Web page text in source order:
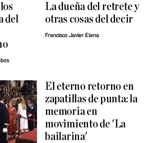
del
La dueña del retrete y
otras cosas del decir
Francisco Javier Elena
El eterno retorno en
zapatillas de punta: la
memoria en
movimiento de 'La
bailarina'